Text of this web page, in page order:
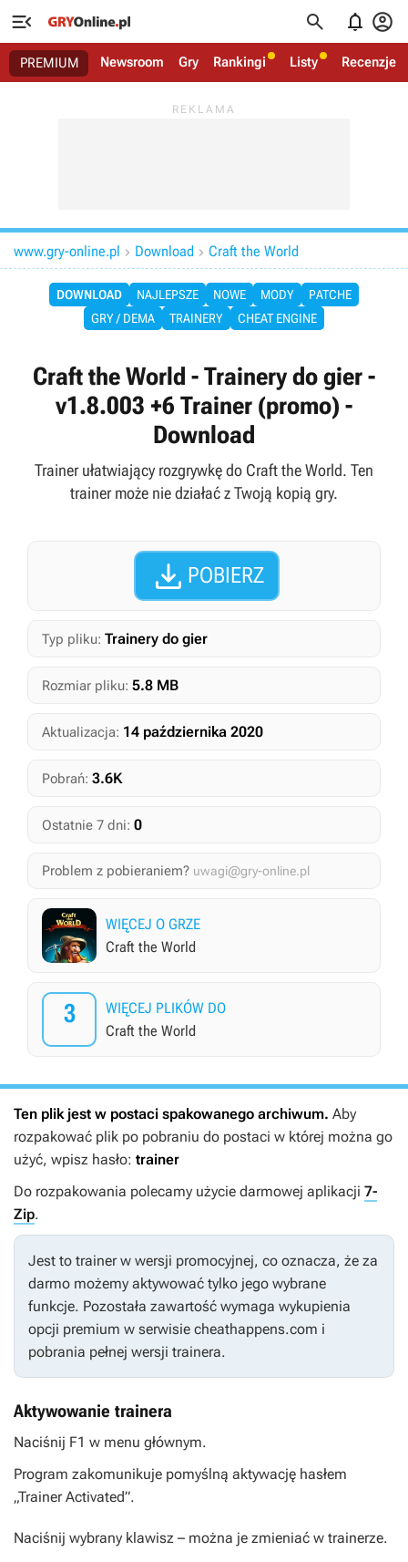
   
PREMIUM Newsroom Gry Rankingi Listy Recenzje
www.gry-online.pl  Download  Craft the World
DOWNLOAD NAJLEPSZE NOWE MODY
PATCHE
GRY / DEMA
TRAINERY CHEAT ENGINE
Craft the World - Trainery do gier -
v1.8.003 +6 Trainer (promo) -
Download
Trainer ułatwiający rozgrywkę do Craft the World. Ten
trainer może nie działać z Twoją kopią gry.
 POBIERZ
Typ pliku: Trainery do gier
Rozmiar pliku: 5.8 MB
Aktualizacja: 14 października 2020
Pobrań: 3.6K
Ostatnie 7 dni: 0
Problem z pobieraniem? uwagi@gry-online.pl
WIĘCEJ O GRZE
Craft the World
3
WIĘCEJ PLIKÓW DO
Craft the World
Ten plik jest w postaci spakowanego archiwum. Aby
rozpakować plik po pobraniu do postaci w której można go
użyć, wpisz hasło: trainer
Do rozpakowania polecamy użycie darmowej aplikacji 7-
Zip.
Jest to trainer w wersji promocyjnej, co oznacza, że za
darmo możemy aktywować tylko jego wybrane
funkcje. Pozostała zawartość wymaga wykupienia
opcji premium w serwisie cheathappens.com i
pobrania pełnej wersji trainera.
Aktywowanie trainera
Naciśnij F1 w menu głównym.
Program zakomunikuje pomyślną aktywację hasłem
„Trainer Activated”.
Naciśnij wybrany klawisz – można je zmieniać w trainerze.